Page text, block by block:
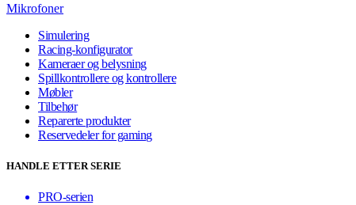
Mikrofoner
Simulering
Racing-konfigurator
Kameraer og belysning
Spillkontrollere og kontrollere
Møbler
Tilbehør
Reparerte produkter
Reservedeler for gaming
HANDLE ETTER SERIE
PRO-serien